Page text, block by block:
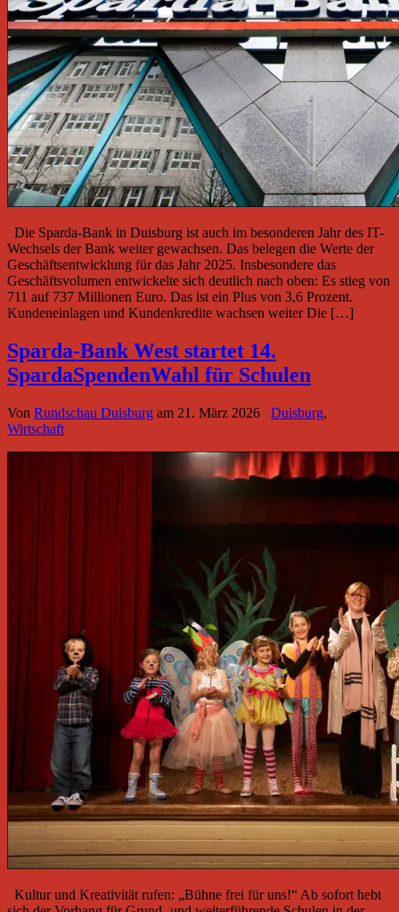
Die Sparda-Bank in Duisburg ist auch im besonderen Jahr des IT-
Wechsels der Bank weiter gewachsen. Das belegen die Werte der
Geschäftsentwicklung für das Jahr 2025. Insbesondere das
Geschäftsvolumen entwickelte sich deutlich nach oben: Es stieg von
711 auf 737 Millionen Euro. Das ist ein Plus von 3,6 Prozent.
Kundeneinlagen und Kundenkredite wachsen weiter Die […]
Sparda-Bank West startet 14.
SpardaSpendenWahl für Schulen
Von Rundschau Duisburg am 21. März 2026 Duisburg,
Wirtschaft
Kultur und Kreativität rufen: „Bühne frei für uns!“ Ab sofort hebt